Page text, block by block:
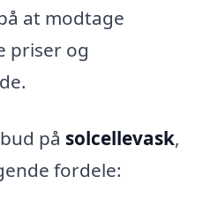
at modtage
priser og
på solcellevask,
fordele: